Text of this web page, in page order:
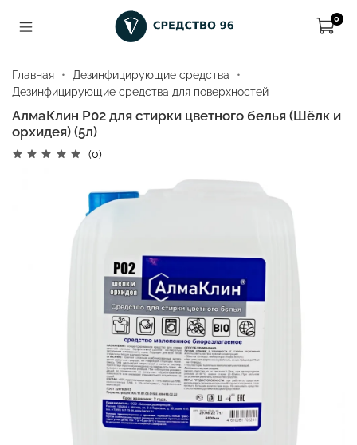
0
Главная
Дезинфицирующие средства
Дезинфицирующие средства для поверхностей
АлмаКлин Р02 для стирки цветного белья (Шёлк и
орхидея) (5л)
(0)